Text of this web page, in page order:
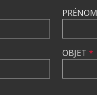
PRÉNOM
OBJET *